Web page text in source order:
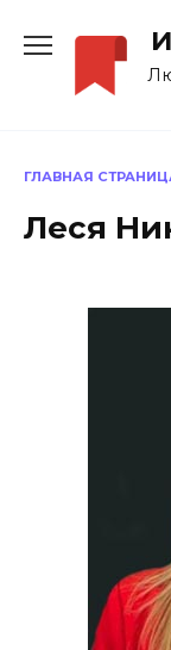
содержанию
ГЛАВНАЯ
Леся